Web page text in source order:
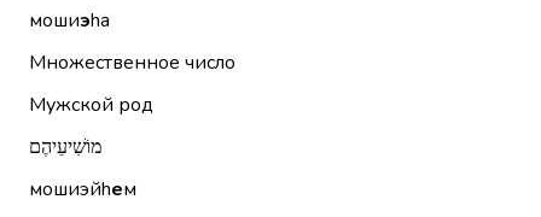
мошиэhа
Множественное число
Мужской род
מוֹשִׁיעֵיהֶם
мошиэйhем